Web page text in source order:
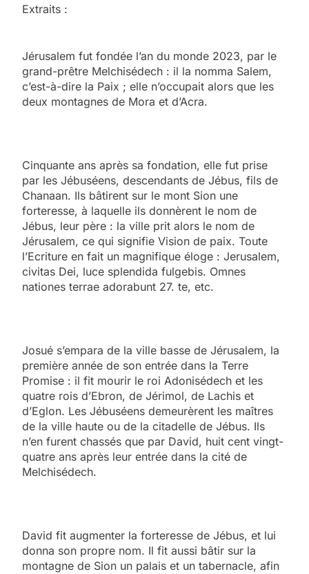
Extraits :
Jérusalem fut fondée l’an du monde 2023, par le
grand-prêtre Melchisédech : il la nomma Salem,
c’est-à-dire la Paix ; elle n’occupait alors que les
deux montagnes de Mora et d’Acra.
Cinquante ans après sa fondation, elle fut prise
par les Jébuséens, descendants de Jébus, fils de
Chanaan. Ils bâtirent sur le mont Sion une
forteresse, à laquelle ils donnèrent le nom de
Jébus, leur père : la ville prit alors le nom de
Jérusalem, ce qui signifie Vision de paix. Toute
l’Ecriture en fait un magnifique éloge : Jerusalem,
civitas Dei, luce splendida fulgebis. Omnes
nationes terrae adorabunt 27. te, etc.
Josué s’empara de la ville basse de Jérusalem, la
première année de son entrée dans la Terre
Promise : il fit mourir le roi Adonisédech et les
quatre rois d’Ebron, de Jérimol, de Lachis et
d’Eglon. Les Jébuséens demeurèrent les maîtres
de la ville haute ou de la citadelle de Jébus. Ils
n’en furent chassés que par David, huit cent vingt-
quatre ans après leur entrée dans la cité de
Melchisédech.
David fit augmenter la forteresse de Jébus, et lui
donna son propre nom. Il fit aussi bâtir sur la
montagne de Sion un palais et un tabernacle, afin